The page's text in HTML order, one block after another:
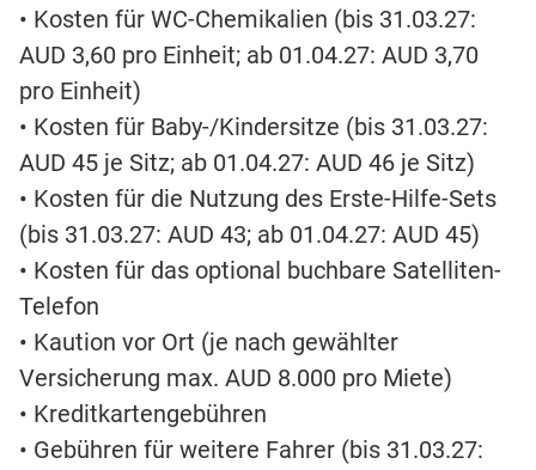
• Kosten für WC-Chemikalien (bis 31.03.27:
AUD 3,60 pro Einheit; ab 01.04.27: AUD 3,70
pro Einheit)
• Kosten für Baby-/Kindersitze (bis 31.03.27:
AUD 45 je Sitz; ab 01.04.27: AUD 46 je Sitz)
• Kosten für die Nutzung des Erste-Hilfe-Sets
(bis 31.03.27: AUD 43; ab 01.04.27: AUD 45)
• Kosten für das optional buchbare Satelliten-
Telefon
• Kaution vor Ort (je nach gewählter
Versicherung max. AUD 8.000 pro Miete)
• Kreditkartengebühren
• Gebühren für weitere Fahrer (bis 31.03.27: